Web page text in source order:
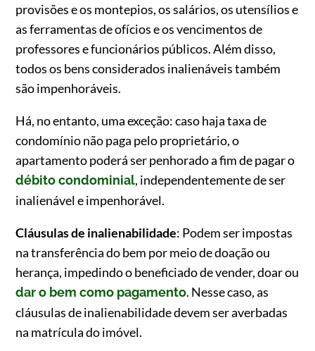
provisões e os montepios, os salários, os utensílios e
as ferramentas de ofícios e os vencimentos de
professores e funcionários públicos. Além disso,
todos os bens considerados inalienáveis também
são impenhoráveis.
Há, no entanto, uma exceção: caso haja taxa de
condomínio não paga pelo proprietário, o
apartamento poderá ser penhorado a fim de pagar o
débito condominial, independentemente de ser
inalienável e impenhorável.
Cláusulas de inalienabilidade: Podem ser impostas
na transferência do bem por meio de doação ou
herança, impedindo o beneficiado de vender, doar ou
dar o bem como pagamento. Nesse caso, as
cláusulas de inalienabilidade devem ser averbadas
na matrícula do imóvel.